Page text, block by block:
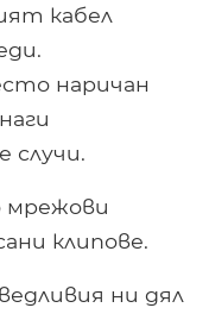
кабел
наричан
случи.
мрежови
клипове.
ни дял